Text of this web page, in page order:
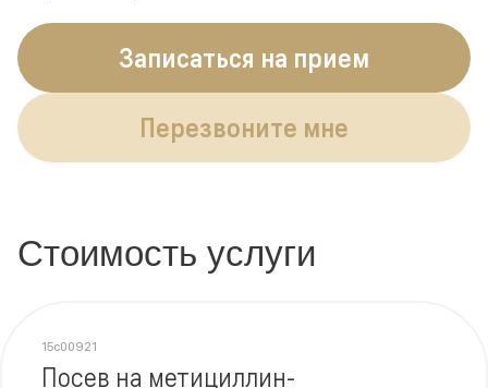
Записаться на прием
Перезвоните мне
Стоимость услуги
Посев на метициллин-
15c00921